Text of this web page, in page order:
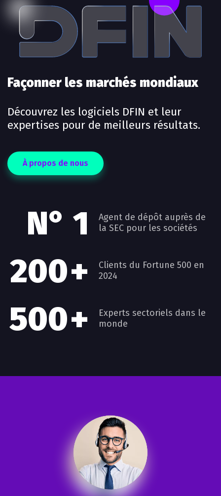
Façonner les marchés mondiaux
Découvrez les logiciels DFIN et leur
expertises pour de meilleurs résultats.
À propos de nous
N° 1
Agent de dépôt auprès de
la SEC pour les sociétés
200+
Clients du Fortune 500 en
2024
500+
Experts sectoriels dans le
monde